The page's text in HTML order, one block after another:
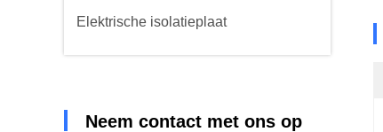
Elektrische isolatieplaat
Neem contact met ons op